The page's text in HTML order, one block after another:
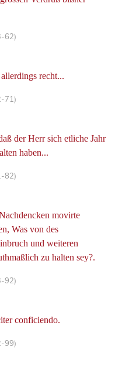
62)
recht...
71)
der Herr sich etliche Jahr
haben...
82)
movirte
Was von des
und weiteren
zu halten sey?.
92)
conficiendo.
99)